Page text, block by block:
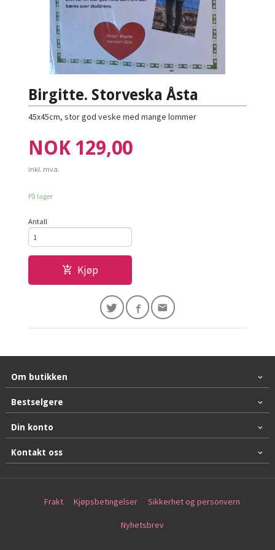
Birgitte. Storveska Åsta
45x45cm, stor god veske med mange lommer
Pris
NOK 129,00
inkl. mva.
På lager
Antall
Kjøp
Om butikken
Bestselgere
Din konto
Kontakt oss
Frakt Kjøpsbetingelser Sikkerhet og personvern
Nyhetsbrev